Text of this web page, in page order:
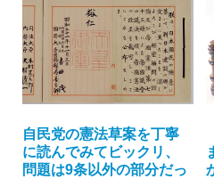
自民党の憲法草案を丁寧
に読んでみてビックリ、
問題は9条以外の部分だっ